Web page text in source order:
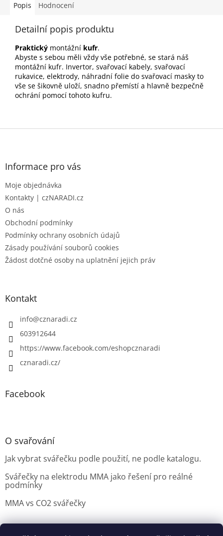
Popis Hodnocení
Detailní popis produktu
Praktický montážní kufr.
Abyste s sebou měli vždy vše potřebné, se stará náš
montážní kufr. Invertor, svařovací kabely, svařovací
rukavice, elektrody, náhradní folie do svařovací masky to
vše se šikovně uloží, snadno přemístí a hlavně bezpečně
ochrání pomocí tohoto kufru.
Z
Informace pro vás
Moje objednávka
Kontakty | czNARADI.cz
O nás
Obchodní podmínky
Podmínky ochrany osobních údajů
Zásady používání souborů cookies
Žádost dotčné osoby na uplatnění jejich práv
Kontakt
info@cznaradi.cz
603912644
https://www.facebook.com/eshopcznaradi
cznaradi.cz/
Facebook
O svařování
Jak vybrat svářečku podle použití, ne podle katalogu.
Svářečky na elektrodu MMA jako řešení pro reálné
podmínky
MMA vs CO2 svářečky